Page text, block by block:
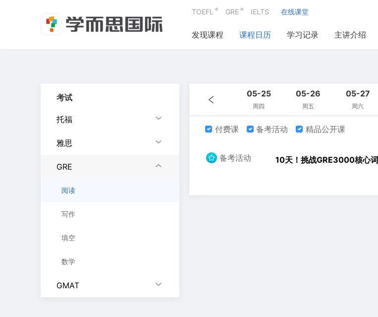
TOEFL ® GRE ® IELTS 在线课堂
发现课程 课程日历 学习记录 主讲介绍
考试
托福
雅思
GRE
阅读
写作
填空
数学
GMAT
05-25
周四
05-26
周五
05-27
周六
付费课 备考活动 精品公开课
备考活动 10天！挑战GRE3000核心词